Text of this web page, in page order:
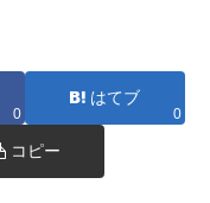
0
はてブ
0
コピー